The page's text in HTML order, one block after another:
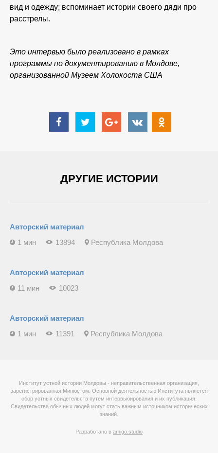
вид и одежду; вспоминает истории своего дяди про
расстрелы.
Это интервью было реализовано в рамках
программы по документированию в Молдове,
организованной Музеем Холокоста США
ДРУГИЕ ИСТОРИИ
Авторский материал
1 мин
13894 Республика Молдова
Авторский материал
11 мин
10023
Авторский материал
1 мин
11391 Республика Молдова
Институт устной истории Молдовы - неправительственная организация,
зарегистрированная Минюстом. Основной деятельностью Института является
сбор устных свидетельств путем интервьюирования и их публикация.
Свидетельства обычных людей могут стать важным источником исторических
знаний.
Разработано в amigo.studio